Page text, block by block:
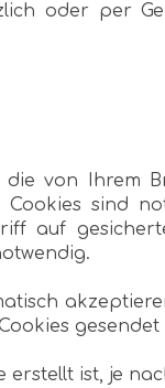
oder per
von Ihrem
sind
auf
gesendet
erstellt ist, je